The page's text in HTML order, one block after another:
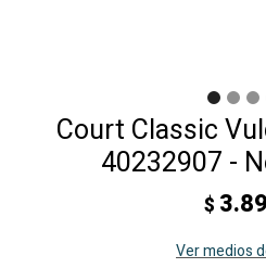
Court Classic
40232907 -
$
Ver medios